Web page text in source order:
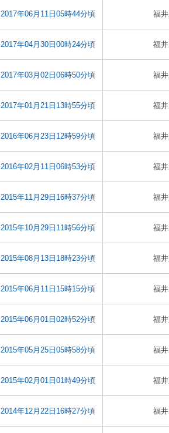
2017年06月11日05時44分頃 福
2017年04月30日00時24分頃 福
2017年03月02日06時50分頃 福
2017年01月21日13時55分頃 福
2016年06月23日12時59分頃 福
2016年02月11日06時53分頃 福
2015年11月29日16時37分頃 福
2015年10月29日11時56分頃 福
2015年08月13日18時23分頃 福
2015年06月11日15時15分頃 福
2015年06月01日02時52分頃 福
2015年05月25日05時58分頃 福
2015年02月01日01時49分頃 福
2014年12月22日16時27分頃 福